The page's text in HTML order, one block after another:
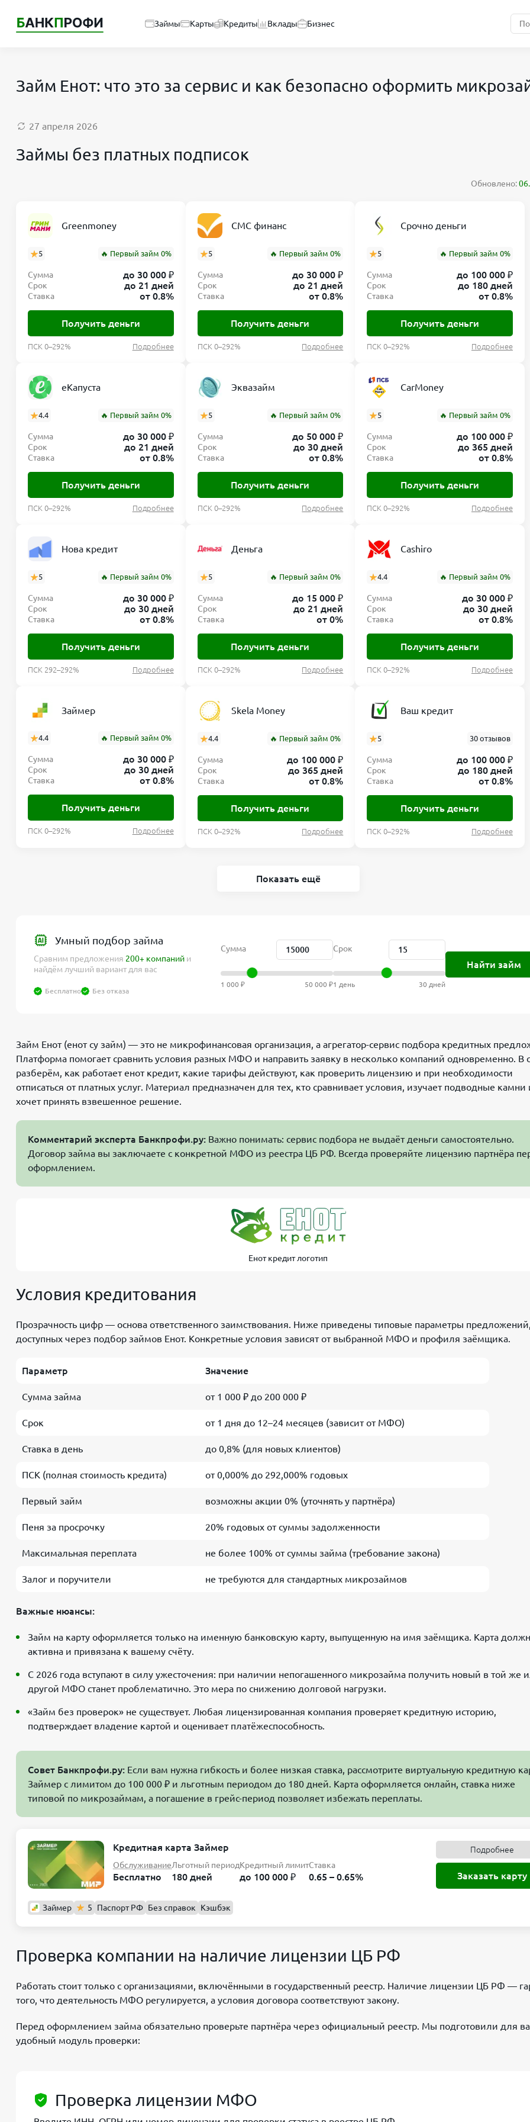
Займы Карты Кредиты Вклады Бизнес
Займ Енот: что это за сервис и как безопасно оформить
27 апреля 2026
Займы без платных подписок
Обновлено:
Greenmoney
5 🔥 Первый займ 0%
Сумма до 30 000 ₽
Срок до 21 дней
Ставка от 0.8%
Получить деньги
ПСК 0–292% Подробнее
СМС финанс
5 🔥 Первый займ 0%
Сумма до 30 000 ₽
Срок до 21 дней
Ставка от 0.8%
Получить деньги
ПСК 0–292% Подробнее
Срочно деньги
5 🔥 Первый займ 0%
Сумма до 100 000 ₽
Срок до 180 дней
Ставка от 0.8%
Получить деньги
ПСК 0–292% Подробнее
еКапуста
4.4 🔥 Первый займ 0%
Сумма до 30 000 ₽
Срок до 21 дней
Ставка от 0.8%
Получить деньги
ПСК 0–292% Подробнее
Эквазайм
5 🔥 Первый займ 0%
Сумма до 50 000 ₽
Срок до 30 дней
Ставка от 0.8%
Получить деньги
ПСК 0–292% Подробнее
CarMoney
5 🔥 Первый займ 0%
Сумма до 100 000 ₽
Срок до 365 дней
Ставка от 0.8%
Получить деньги
ПСК 0–292% Подробнее
Нова кредит
5 🔥 Первый займ 0%
Сумма до 30 000 ₽
Срок до 30 дней
Ставка от 0.8%
Получить деньги
ПСК 292–292% Подробнее
Деньга
5 🔥 Первый займ 0%
Сумма до 15 000 ₽
Срок до 21 дней
Ставка от 0%
Получить деньги
ПСК 0–292% Подробнее
Cashiro
4.4 🔥 Первый займ 0%
Сумма до 30 000 ₽
Срок до 30 дней
Ставка от 0.8%
Получить деньги
ПСК 0–292% Подробнее
Займер
4.4 🔥 Первый займ 0%
Сумма до 30 000 ₽
Срок до 30 дней
Ставка от 0.8%
Получить деньги
ПСК 0–292% Подробнее
Skela Money
4.4 🔥 Первый займ 0%
Сумма до 100 000 ₽
Срок до 365 дней
Ставка от 0.8%
Получить деньги
ПСК 0–292% Подробнее
Ваш кредит
5 30 отзывов
Сумма до 100 000 ₽
Срок до 180 дней
Ставка от 0.8%
Получить деньги
ПСК 0–292% Подробнее
Показать ещё
Умный подбор займа
Сравним предложения 200+ компаний и
найдём лучший вариант для вас
Бесплатно Без отказа
Сумма
1 000 ₽ 50 000 ₽
Срок
1 день 30 дней
Найти займ
Займ Енот (енот су займ) — это не микрофинансовая организация, а агрегатор-сервис подбора кредитных
Платформа помогает сравнить условия разных МФО и направить заявку в несколько компаний одновременно. В
разберём, как работает енот кредит, какие тарифы действуют, как проверить лицензию и при необходимости
отписаться от платных услуг. Материал предназначен для тех, кто сравнивает условия, изучает подводные камни
хочет принять взвешенное решение.
Комментарий эксперта Банкпрофи.ру: Важно понимать: сервис подбора не выдаёт деньги самостоятельно.
Договор займа вы заключаете с конкретной МФО из реестра ЦБ РФ. Всегда проверяйте лицензию партнёра
оформлением.
Енот кредит логотип
Условия кредитования
Прозрачность цифр — основа ответственного заимствования. Ниже приведены типовые параметры предложений,
доступных через подбор займов Енот. Конкретные условия зависят от выбранной МФО и профиля заёмщика.
Параметр Значение
Сумма займа от 1 000 ₽ до 200 000 ₽
Срок от 1 дня до 12–24 месяцев (зависит от МФО)
Ставка в день до 0,8% (для новых клиентов)
ПСК (полная стоимость кредита) от 0,000% до 292,000% годовых
Первый займ возможны акции 0% (уточнять у партнёра)
Пеня за просрочку 20% годовых от суммы задолженности
Максимальная переплата не более 100% от суммы займа (требование закона)
Залог и поручители не требуются для стандартных микрозаймов
Важные нюансы:
Займ на карту оформляется только на именную банковскую карту, выпущенную на имя заёмщика. Карта
активна и привязана к вашему счёту.
С 2026 года вступают в силу ужесточения: при наличии непогашенного микрозайма получить новый в той же
другой МФО станет проблематично. Это мера по снижению долговой нагрузки.
«Займ без проверок» не существует. Любая лицензированная компания проверяет кредитную историю,
подтверждает владение картой и оценивает платёжеспособность.
Совет Банкпрофи.ру: Если вам нужна гибкость и более низкая ставка, рассмотрите виртуальную кредитную
Займер с лимитом до 100 000 ₽ и льготным периодом до 180 дней. Карта оформляется онлайн, ставка ниже
типовой по микрозаймам, а погашение в грейс-период позволяет избежать переплаты.
Кредитная карта Займер
Обслуживание
Бесплатно
Льготный период
180 дней
Кредитный лимит
до 100 000 ₽
Ставка
0.65 – 0.65%
Займер 5 Паспорт РФ Без справок Кэшбэк
Подробнее
Заказать карту
Проверка компании на наличие лицензии ЦБ РФ
Работать стоит только с организациями, включёнными в государственный реестр. Наличие лицензии ЦБ РФ —
того, что деятельность МФО регулируется, а условия договора соответствуют закону.
Перед оформлением займа обязательно проверьте партнёра через официальный реестр. Мы подготовили для
удобный модуль проверки:
Проверка лицензии МФО